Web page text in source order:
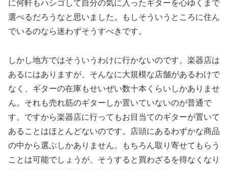
に何軒もハシゴして自分の気に入ったギターを心ゆくまで
選べるだろうなと思いました。もしそういうところに住ん
でいるのなら迷わずそうすべきです。
しかし地方ではそういうわけに行かないのです。楽器店は
あるにはありますが、そんなに大規模な店舗があるわけで
なく、ギターの在庫もせいぜい数十本くらいしかありませ
ん。それも売れ筋のギターしか置いていないのが普通で
す。ですから楽器店に行ってもお目当てのギターが置いて
あることはほとんどないのです。店頭にあるわずかな商品
の中から選ぶしかありません。もちろん取り寄せてもらう
ことは可能でしょうが、そうすると買わざるを得なくなり